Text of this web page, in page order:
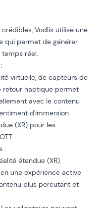
Vodlix utilise une
qui permet de générer
réel.
virtuelle, de capteurs de
retour haptique permet
avec le contenu
d'immersion.
(XR) pour les
:
étendue (XR)
une expérience active
plus percutant et